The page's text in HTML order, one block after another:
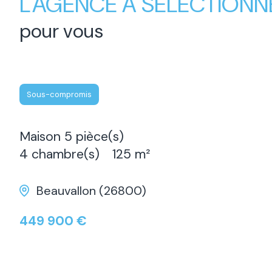
pour vous
Sous-compromis
Maison 5 pièce(s)
4 chambre(s)
125 m²
Beauvallon (26800)
449 900 €